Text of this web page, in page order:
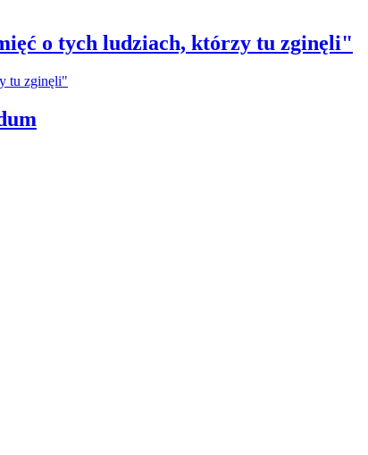
o tych ludziach, którzy tu zginęli"